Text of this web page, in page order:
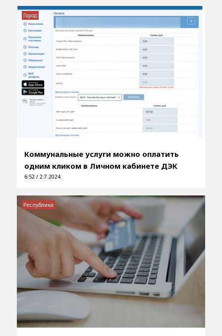
Коммунальные услуги можно оплатить
одним кликом в Личном кабинете ДЭК
6:52 / 2.7.2024
Город
Республика